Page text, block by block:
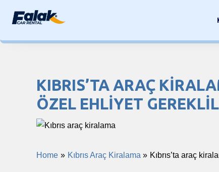
KIBRIS’TA ARAÇ
ÖZEL EHLIYET
Home Kıbrıs Araç Kiralama Kıbrıs’ta araç